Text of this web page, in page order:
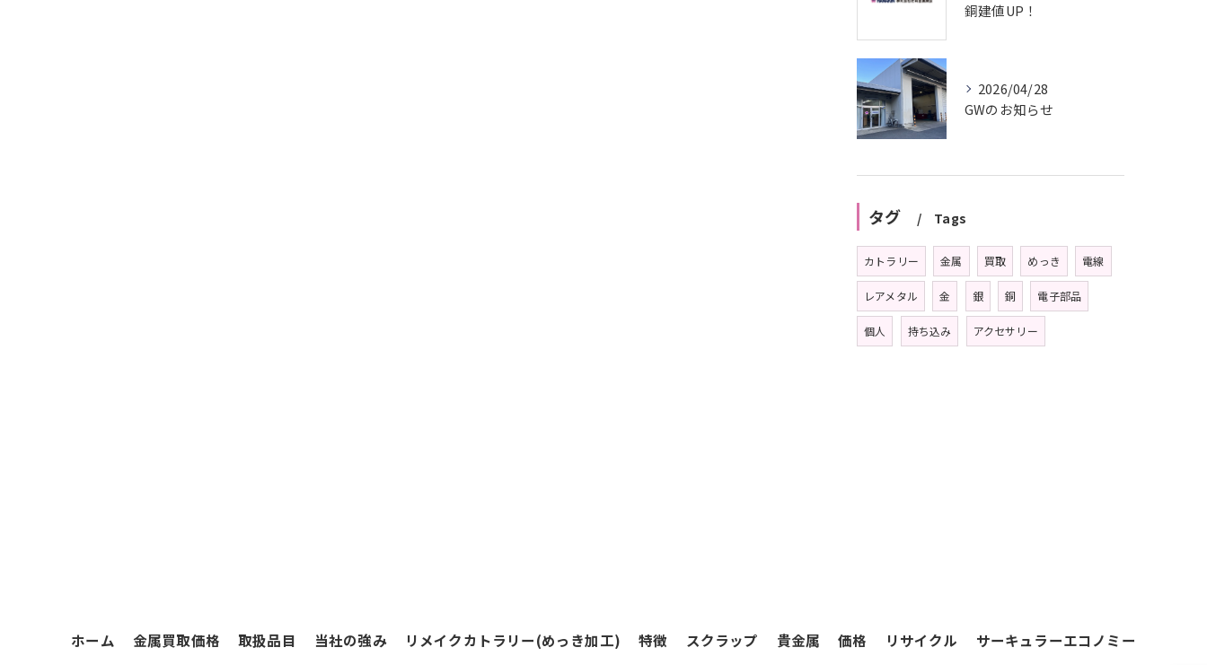
銅建値UP！
2026/04/28
GWのお知らせ
タグ Tags
カトラリー 金属 買取 めっき 電線
レアメタル 金 銀 銅 電子部品
個人 持ち込み アクセサリー
ホーム 金属買取価格 取扱品目 当社の強み リメイクカトラリー(めっき加工) 特徴 スクラップ 貴金属 価格 リサイクル サーキュラーエコノミー